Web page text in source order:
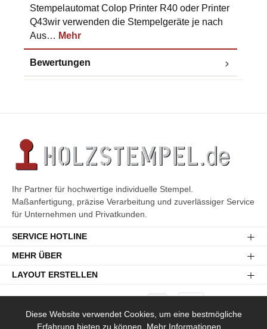
Stempelautomat Colop Printer R40 oder Printer
Q43wir verwenden die Stempelgeräte je nach
Aus… Mehr
Bewertungen
Ihr Partner für hochwertige individuelle Stempel.
Maßanfertigung, präzise Verarbeitung und zuverlässiger Service
für Unternehmen und Privatkunden.
SERVICE HOTLINE
MEHR ÜBER
LAYOUT ERSTELLEN
Diese Website verwendet Cookies, um eine bestmögliche
Erfahrung bieten zu können. Mehr Informationen ...